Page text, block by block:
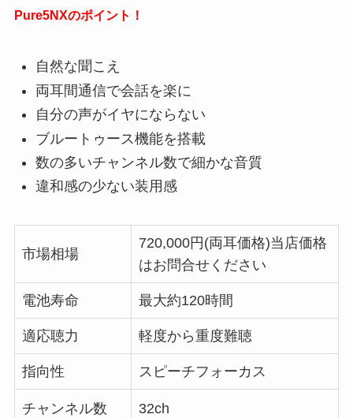
Pure5NXのポイント！
自然な聞こえ
両耳間通信で会話を楽に
自分の声がイヤにならない
ブルートゥース機能を搭載
数の多いチャンネル数で細かな音質
違和感の少ない装用感
市場相場
720,000円(両耳価格)当店価格
はお問合せください
電池寿命 最大約120時間
適応聴力 軽度から重度難聴
指向性 スピーチフォーカス
チャンネル数 32ch